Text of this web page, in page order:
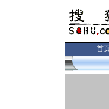
首